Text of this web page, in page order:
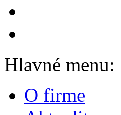
Hlavné menu:
O firme